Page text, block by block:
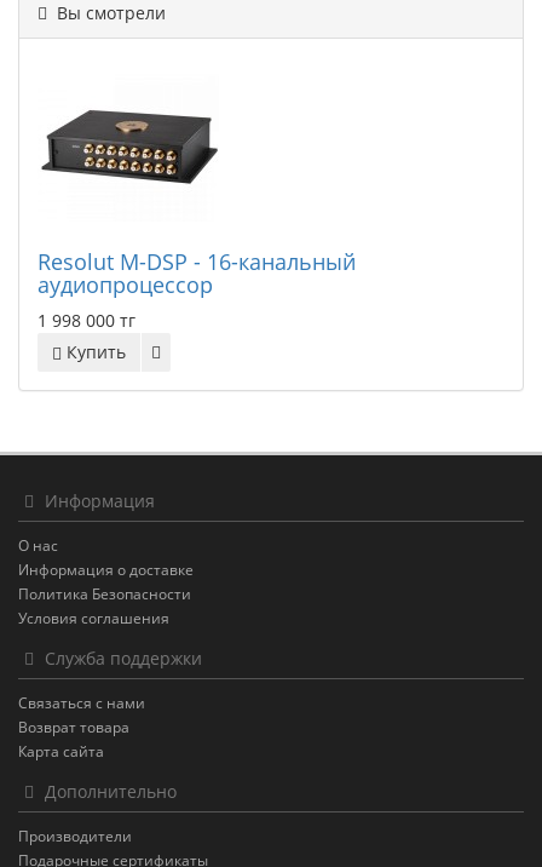
Вы смотрели
Resolut M-DSP - 16-канальный
аудиопроцессор
1 998 000 тг
Купить
Информация
О нас
Информация о доставке
Политика Безопасности
Условия соглашения
Служба поддержки
Связаться с нами
Возврат товара
Карта сайта
Дополнительно
Производители
Подарочные сертификаты